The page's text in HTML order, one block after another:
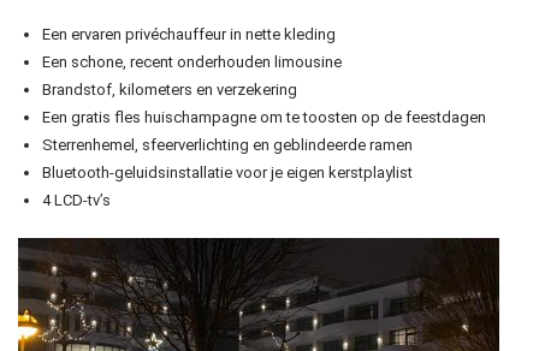
Een ervaren privéchauffeur in nette kleding
Een schone, recent onderhouden limousine
Brandstof, kilometers en verzekering
Een gratis fles huischampagne om te toosten op de feestdagen
Sterrenhemel, sfeerverlichting en geblindeerde ramen
Bluetooth-geluidsinstallatie voor je eigen kerstplaylist
4 LCD-tv’s